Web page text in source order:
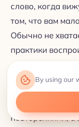
слово, когда
том, что вам
Обычно не
практики
My Lingua Cards
переход. Здесь
продуманные
повторениями, а
By using our